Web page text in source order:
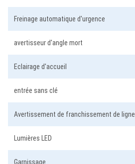
Freinage automatique d'urgence
avertisseur d'angle mort
Eclairage d'accueil
entrée sans clé
Avertissement de franchissement de ligne
Lumières LED
Garnissage